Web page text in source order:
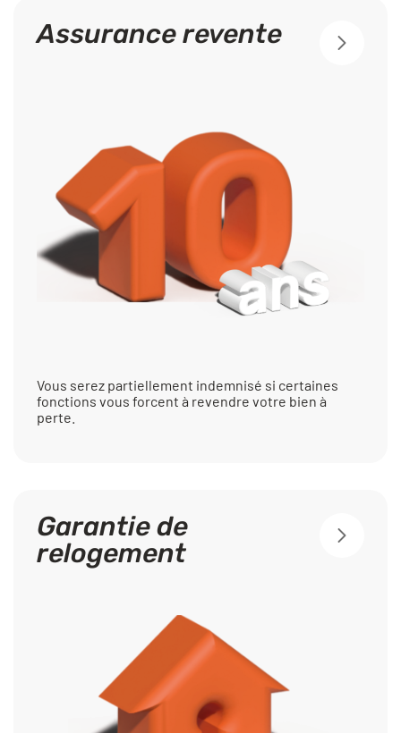
Assurance revente
Vous serez partiellement indemnisé si certaines
fonctions vous forcent à revendre votre bien à
perte.
Garantie de
relogement